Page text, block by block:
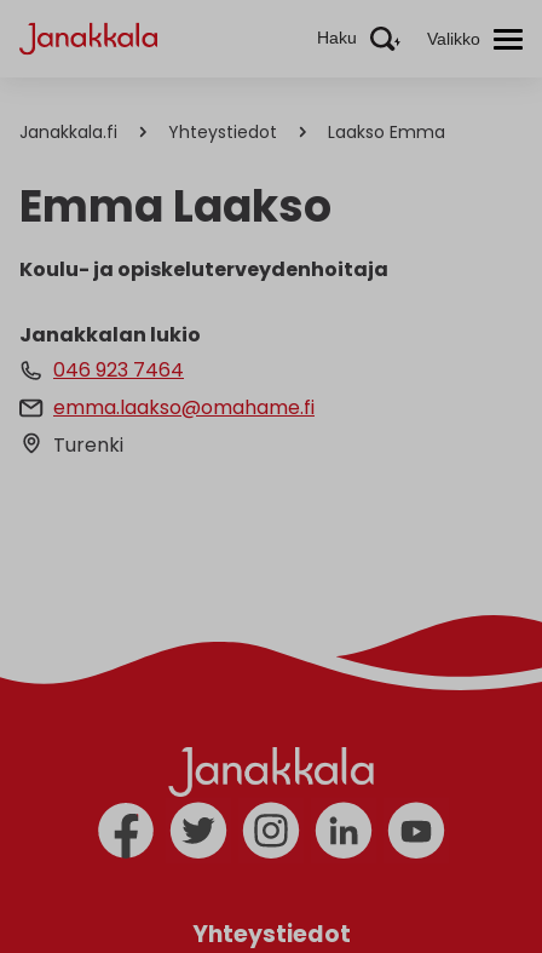
Haku Valikko
Janakkala.fi Yhteystiedot Laakso Emma
Emma Laakso
Koulu- ja opiskeluterveydenhoitaja
Janakkalan lukio
046 923 7464
emma.laakso@omahame.fi
Turenki
Yhteystiedot